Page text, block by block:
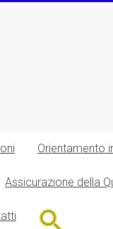
Orientamento
Assicurazione della